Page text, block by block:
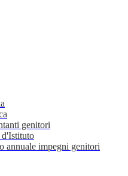
genitori
annuale impegni genitori